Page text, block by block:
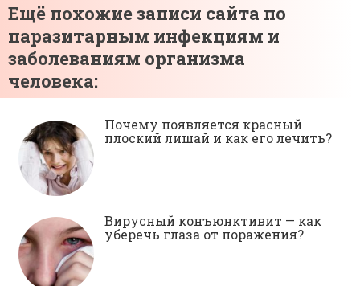
Ещё похожие записи сайта по
паразитарным инфекциям и
заболеваниям организма
человека:
Почему появляется красный
плоский лишай и как его лечить?
Вирусный конъюнктивит — как
уберечь глаза от поражения?